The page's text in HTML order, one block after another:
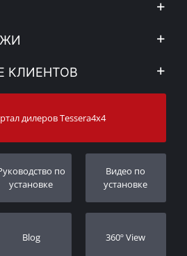
КЛИЕНТОВ
дилеров Tessera4x4
по
установке
Видео по
установке
Blog 360º View